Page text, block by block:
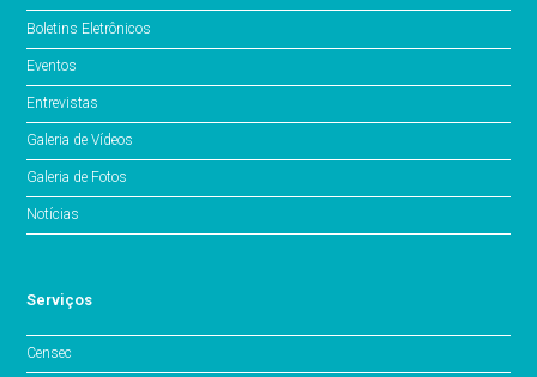
Boletins Eletrônicos
Eventos
Entrevistas
Galeria de Vídeos
Galeria de Fotos
Notícias
Serviços
Censec